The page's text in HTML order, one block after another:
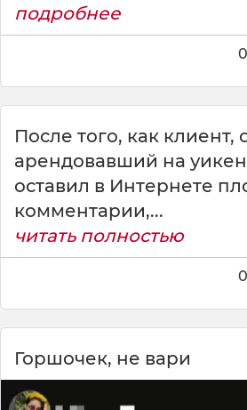
подробнее
0
После того, как клиент,
арендовавший на
оставил в Интернете
комментарии,...
читать полностью
0
Горшочек, не вари